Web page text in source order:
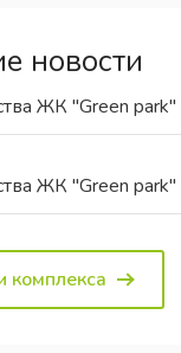
новости
ЖК "Green park"
ЖК "Green park"
комплекса